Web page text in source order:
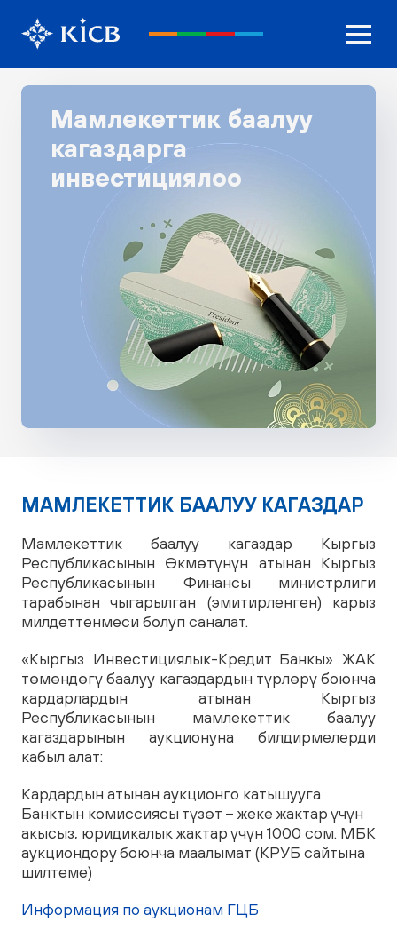
Мамлекеттик баалуу
кагаздарга
инвестициялоо
МАМЛЕКЕТТИК БААЛУУ КАГАЗДАР
Мамлекеттик баалуу кагаздар Кыргыз
Республикасынын Өкмөтүнүн атынан Кыргыз
Республикасынын Финансы министрлиги
тарабынан чыгарылган (эмитирленген) карыз
милдеттенмеси болуп саналат.
«Кыргыз Инвестициялык-Кредит Банкы» ЖАК
төмөндөгү баалуу кагаздардын түрлөрү боюнча
кардарлардын атынан Кыргыз
Республикасынын мамлекеттик баалуу
кагаздарынын аукционуна билдирмелерди
кабыл алат:
Кардардын атынан аукционго катышууга
Банктын комиссиясы түзөт – жеке жактар үчүн
акысыз, юридикалык жактар үчүн 1000 сом. МБК
аукциондору боюнча маалымат (КРУБ сайтына
шилтеме)
Информация по аукционам ГЦБ